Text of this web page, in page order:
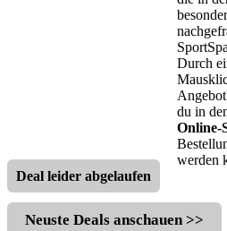
Durch
du in
Online-
werden
Deal leider abgelaufen
Neuste Deals anschauen >>